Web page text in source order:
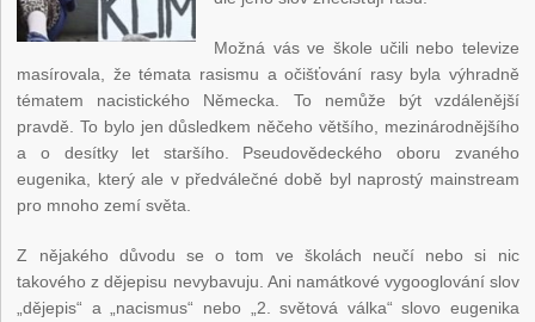
Možná vás ve škole učili nebo televize
masírovala, že témata rasismu a očišťování rasy byla výhradně
tématem nacistického Německa. To nemůže být vzdálenější
pravdě. To bylo jen důsledkem něčeho většího, mezinárodnějšího
a o desítky let staršího. Pseudovědeckého oboru zvaného
eugenika, který ale v předválečné době byl naprostý mainstream
pro mnoho zemí světa.
Z nějakého důvodu se o tom ve školách neučí nebo si nic
takového z dějepisu nevybavuju. Ani namátkové vygooglování slov
„dějepis“ a „nacismus“ nebo „2. světová válka“ slovo eugenika